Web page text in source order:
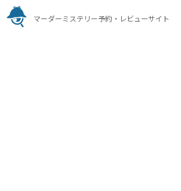
マーダーミステリー予約・レビューサイト